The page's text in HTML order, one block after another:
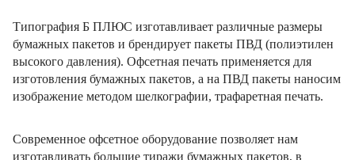
Типография Б ПЛЮС изготавливает различные размеры
бумажных пакетов и брендирует пакеты ПВД (полиэтилен
высокого давления). Офсетная печать применяется для
изготовления бумажных пакетов, а на ПВД пакеты наносим
изображение методом шелкографии, трафаретная печать.
Современное офсетное оборудование позволяет нам
изготавливать большие тиражи бумажных пакетов, в